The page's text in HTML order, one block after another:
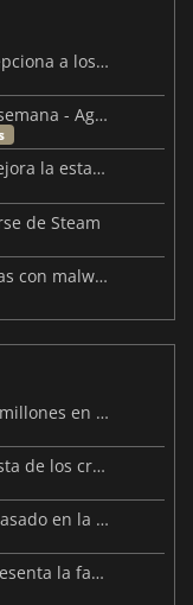
El precio filtrado de Steam Frame decepciona a los usuarios
Lanzamientos de videojuegos de esta semana - Agosto de 2026 (semana 32)
La última actualización de Palworld mejora la estabilidad
de Steam
Meccha Chameleon afectado por mapas con malware y Discord
Resident Evil Veronica ya supera los 2 millones en listas de deseados
Beast of Reincarnation: la nueva apuesta de los creadores de Pokémon
Ya está disponible Big Walk, un viaje basado en la amistad
Warhammer 40.000: Dawn of War 4 presenta la facción de los Necrones